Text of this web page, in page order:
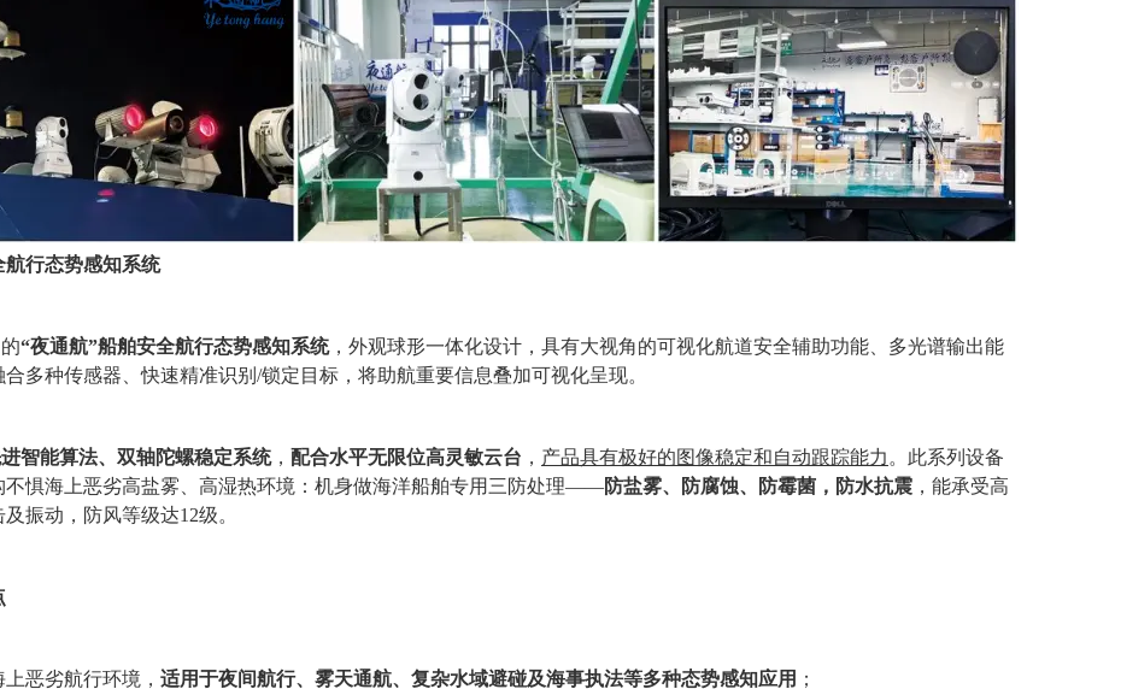
航行态势感知系统
“夜通航”船舶安全航行态势感知系统，外观球形一体化设计，具有大视角的可视化航道安全辅助功能 多光谱输出能
合多种传感器 、快速精准识别 /锁定 目标 ， 将助航重要信息叠加可视化呈现。
智能算法、 双轴陀螺稳定系统， 配合水平无限位高灵敏云台 ， 产品具有极好的图像稳定和自动跟踪能力 。此系列设备
不惧海上恶劣高盐雾、高湿热环境：机身做海洋船舶专用三防处理——防盐雾、防腐蚀、防霉菌，防水抗震 ，能承受高
及振动，防风等级达12级。
恶劣航行环境， 适用于夜间航行、雾天通航、复杂水域避碰及海事执法等多种态势感知应用 ；